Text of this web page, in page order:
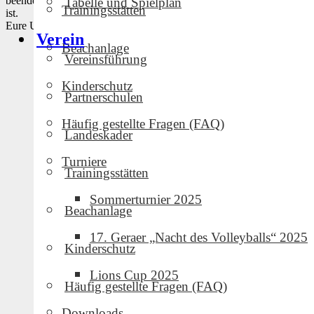
Trainingsstätten
Beachanlage
Kinderschutz
Häufig gestellte Fragen (FAQ)
Turniere
Sommerturnier 2025
17. Geraer „Nacht des Volleyballs“ 2025
Lions Cup 2025
Verein
Vereinsführung
Partnerschulen
Landeskader
Trainingsstätten
Beachanlage
Kinderschutz
Häufig gestellte Fragen (FAQ)
ist.
Eure U15